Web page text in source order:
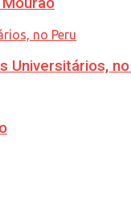
Universitários,